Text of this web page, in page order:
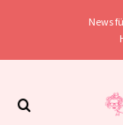
News